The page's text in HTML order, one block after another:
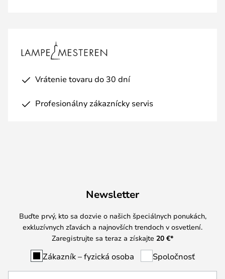
Vrátenie tovaru do 30 dní
Profesionálny zákaznícky servis
Newsletter
Buďte prvý, kto sa dozvie o našich špeciálnych ponukách,
exkluzívnych zľavách a najnovších trendoch v osvetlení.
Zaregistrujte sa teraz a získajte 20 €*
Zákazník – fyzická osoba Spoločnosť